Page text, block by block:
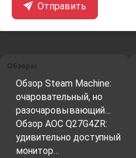
Отправить
Обзоры
Обзор Steam Machine:
очаровательный, но
разочаровывающий…
Обзор AOC Q27G4ZR:
удивительно доступный
монитор…